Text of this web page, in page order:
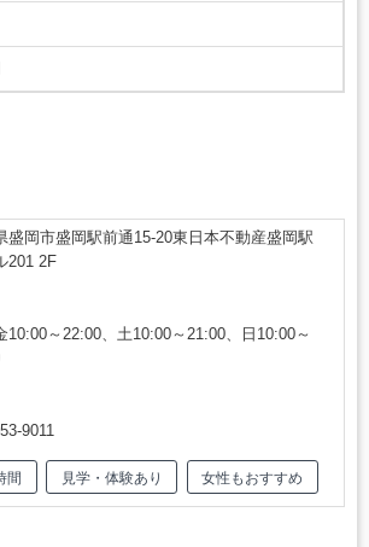
盛岡市盛岡駅前通15-20東日本不動産盛岡駅
201 2F
10:00～22:00、土10:00～21:00、日10:00～
9011
間 見学・体験あり 女性もおすすめ